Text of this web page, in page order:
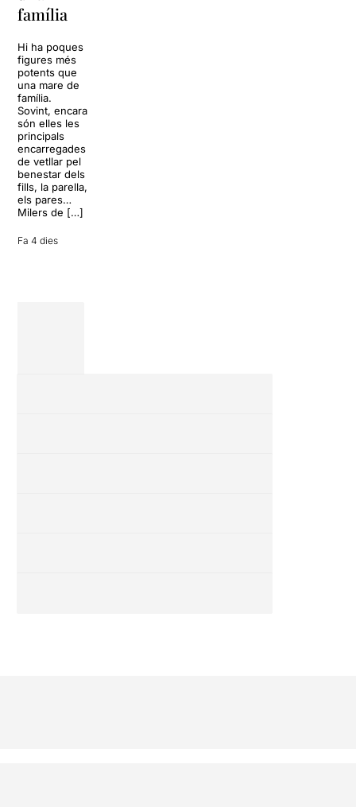
família
Hi ha poques
figures més
potents que
una mare de
família.
Sovint, encara
són elles les
principals
encarregades
de vetllar pel
benestar dels
fills, la parella,
els pares…
Milers de […]
Fa 4 dies